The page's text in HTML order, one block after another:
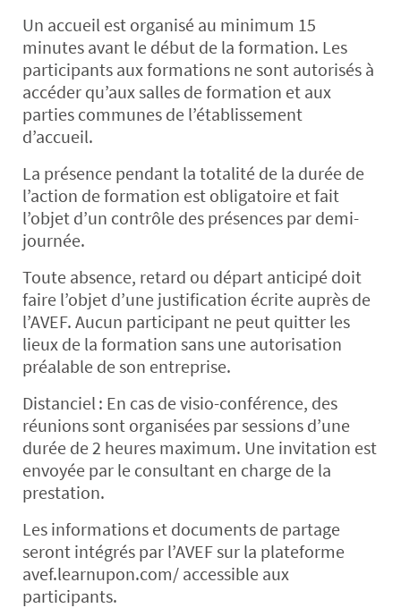
Un accueil est organisé au minimum 15
minutes avant le début de la formation. Les
participants aux formations ne sont autorisés à
accéder qu’aux salles de formation et aux
parties communes de l’établissement
d’accueil.
La présence pendant la totalité de la durée de
l’action de formation est obligatoire et fait
l’objet d’un contrôle des présences par demi-
journée.
Toute absence, retard ou départ anticipé doit
faire l’objet d’une justification écrite auprès de
l’AVEF. Aucun participant ne peut quitter les
lieux de la formation sans une autorisation
préalable de son entreprise.
Distanciel : En cas de visio-conférence, des
réunions sont organisées par sessions d’une
durée de 2 heures maximum. Une invitation est
envoyée par le consultant en charge de la
prestation.
Les informations et documents de partage
seront intégrés par l’AVEF sur la plateforme
avef.learnupon.com/ accessible aux
participants.